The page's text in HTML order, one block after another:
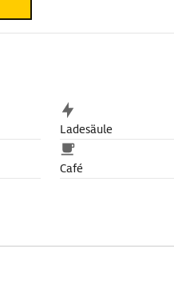
Ladesäule
Café